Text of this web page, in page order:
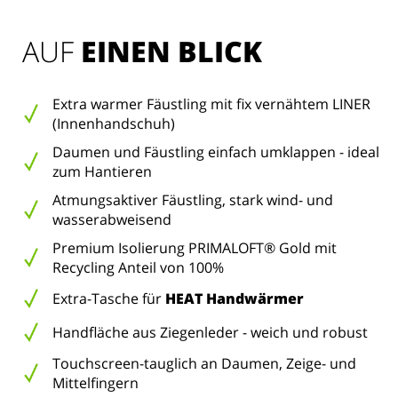
AUF EINEN BLICK
Extra warmer Fäustling mit fix vernähtem LINER
(Innenhandschuh)
Daumen und Fäustling einfach umklappen - ideal
zum Hantieren
Atmungsaktiver Fäustling, stark wind- und
wasserabweisend
Premium Isolierung PRIMALOFT® Gold mit
Recycling Anteil von 100%
Extra-Tasche für HEAT Handwärmer
Handfläche aus Ziegenleder - weich und robust
Touchscreen-tauglich an Daumen, Zeige- und
Mittelfingern